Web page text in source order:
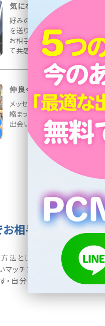
気になる相手にメッセージ
好みのお相手を見つけてメッセ
を送りましょう！プロフィールな
お相手の情報をしっかりチェッ
て共感を得られる内容が◎
仲良くなったら待ち合わせ
メッセージ交換でお相手との距
縮まったら、デートの約束を！
出会いを応援しています♪
相手を探す・募集
法として最も支持されている
マッチングサイトの王道コ
・自分の募集を見つけてもら